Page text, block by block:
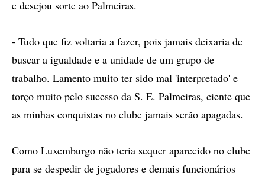
e desejou sorte ao Palmeiras.
- Tudo que fiz voltaria a fazer, pois jamais deixaria de
buscar a igualdade e a unidade de um grupo de
trabalho. Lamento muito ter sido mal 'interpretado' e
torço muito pelo sucesso da S. E. Palmeiras, ciente que
as minhas conquistas no clube jamais serão apagadas.
Como Luxemburgo não teria sequer aparecido no clube
para se despedir de jogadores e demais funcionários